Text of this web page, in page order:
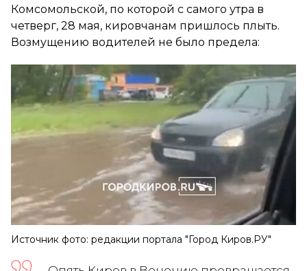
Комсомольской, по которой с самого утра в
четверг, 28 мая, кировчанам пришлось плыть.
Возмущению водителей не было предела:
Источник фото: редакции портала "Город Киров.РУ"